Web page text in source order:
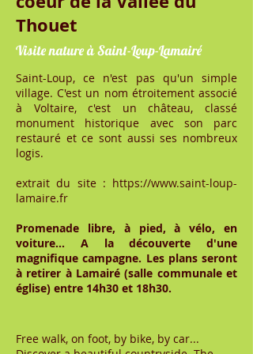
Thouet
Visite nature à Saint-Loup-Lamairé
Saint-Loup, ce n'est pas qu'un simple
village. C'est un nom étroitement associé
à Voltaire, c'est un château, classé
monument historique avec son parc
restauré et ce sont aussi ses nombreux
logis.
extrait du site : https://www.saint-loup-
lamaire.fr
Promenade libre, à pied, à vélo, en
voiture... A la découverte d'une
magnifique campagne. Les plans seront
à retirer à Lamairé (salle communale et
église) entre 14h30 et 18h30.
Free walk, on foot, by bike, by car...